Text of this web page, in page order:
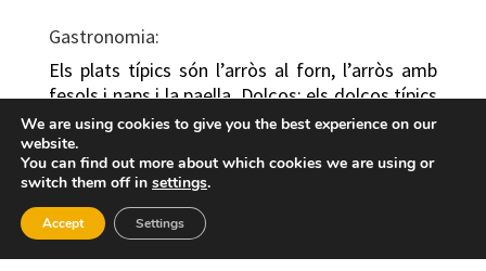
Gastronomia:
Els plats típics són l’arròs al forn, l’arròs amb
fesols i naps i la paella. Dolços: els dolços típics
són l’arnadí a Pasqua, els pastissos de moniato
per Nadal, i a les festes del poble són típiques
les pastes de cacauets i les coques cristines.
Interés turístic:
L’església parroquial (1870) dedicada a Sant
We are using cookies to give you the best experience on our
website.
You can find out more about which cookies we are using or
switch them off in settings.
Accept Settings